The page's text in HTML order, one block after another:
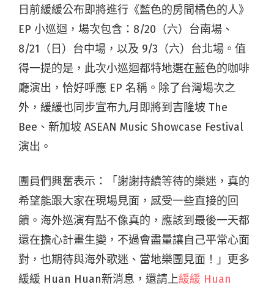
日前緩緩公布即將進行《藍色的房間橘色的人》
EP 小巡迴，場次包含：8/20（六）台南場、
8/21（日）台中場，以及 9/3（六）台北場。值
得一提的是，此次小巡迴都特地選在藍色的咖啡
廳演出，恰好呼應 EP 名稱。除了台灣場次之
外，緩緩也同步宣布九月即將到吉隆坡 The
Bee、新加坡 ASEAN Music Showcase Festival
演出。
團員們興奮表示：「謝謝持續等待的樂迷，真的
希望能跟大家在現場見面，感受一些直接的回
饋。海外巡演有點不像真的，應該到最後一天都
還在擔心計畫生變，不過會盡量讓自己平常心面
對，也期待與海外歌迷、當地樂團見面！」 更多
緩緩 Huan Huan新消息，還請上緩緩 Huan